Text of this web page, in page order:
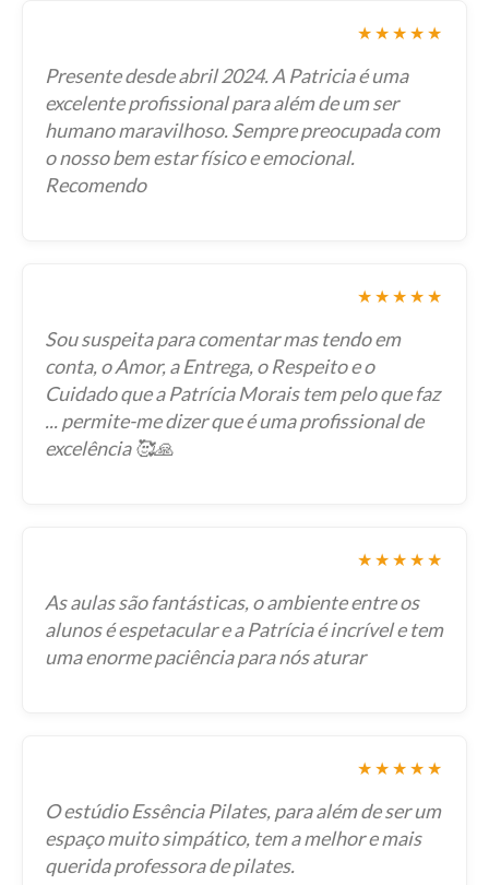
★★★★★
Presente desde abril 2024. A Patricia é uma
excelente profissional para além de um ser
humano maravilhoso. Sempre preocupada com
o nosso bem estar físico e emocional.
Recomendo
★★★★★
Sou suspeita para comentar mas tendo em
conta, o Amor, a Entrega, o Respeito e o
Cuidado que a Patrícia Morais tem pelo que faz
... permite-me dizer que é uma profissional de
excelência 🥰🙏
★★★★★
As aulas são fantásticas, o ambiente entre os
alunos é espetacular e a Patrícia é incrível e tem
uma enorme paciência para nós aturar
★★★★★
O estúdio Essência Pilates, para além de ser um
espaço muito simpático, tem a melhor e mais
querida professora de pilates.